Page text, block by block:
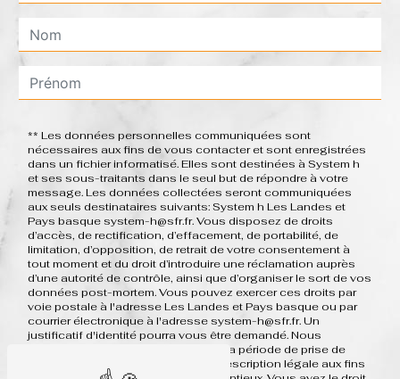
** Les données personnelles communiquées sont
nécessaires aux fins de vous contacter et sont enregistrées
dans un fichier informatisé. Elles sont destinées à System h
et ses sous-traitants dans le seul but de répondre à votre
message. Les données collectées seront communiquées
aux seuls destinataires suivants: System h Les Landes et
Pays basque system-h@sfr.fr. Vous disposez de droits
d’accès, de rectification, d’effacement, de portabilité, de
limitation, d’opposition, de retrait de votre consentement à
tout moment et du droit d’introduire une réclamation auprès
d’une autorité de contrôle, ainsi que d’organiser le sort de vos
données post-mortem. Vous pouvez exercer ces droits par
voie postale à l'adresse Les Landes et Pays basque ou par
courrier électronique à l'adresse system-h@sfr.fr. Un
justificatif d'identité pourra vous être demandé. Nous
conservons vos données pendant la période de prise de
contact puis pendant la durée de prescription légale aux fins